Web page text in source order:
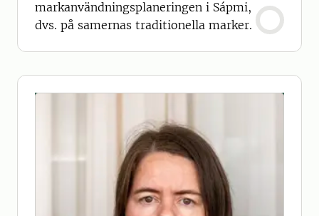
markanvändningsplaneringen i Sápmi,
dvs. på samernas traditionella marker.